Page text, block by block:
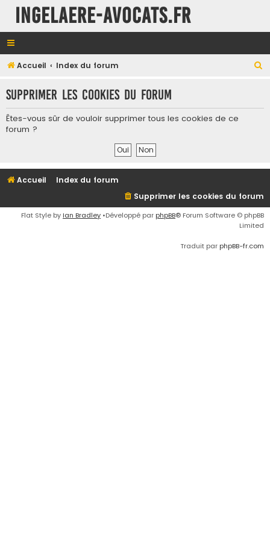
INGELAERE-AVOCATS.FR
Accueil Index du forum
h
r
Supprimer les cookies du forum
Êtes-vous sûr de vouloir supprimer tous les cookies de ce
forum ?
Accueil
Index du forum
Supprimer les cookies du forum
Flat Style by Ian Bradley •Développé par phpBB® Forum Software © phpBB
Limited
Traduit par phpBB-fr.com